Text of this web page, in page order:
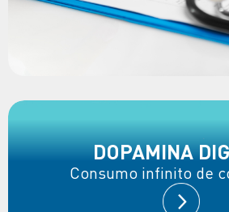
DOPAMINA
Consumo infinito de